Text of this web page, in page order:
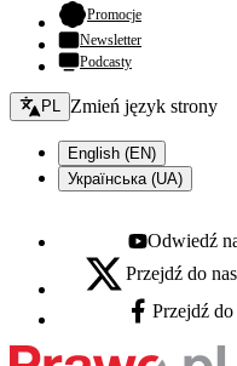
Promocje- otwiera się w
Newsletter
Podcasty
Zmień język - bieżący:
PL Zmień język strony
English (EN)
Українська (UA)
Youtube - otwiera
Odwiedź
X - otwiera się w nowej
Przejdź do
Facebook -
Przejdź